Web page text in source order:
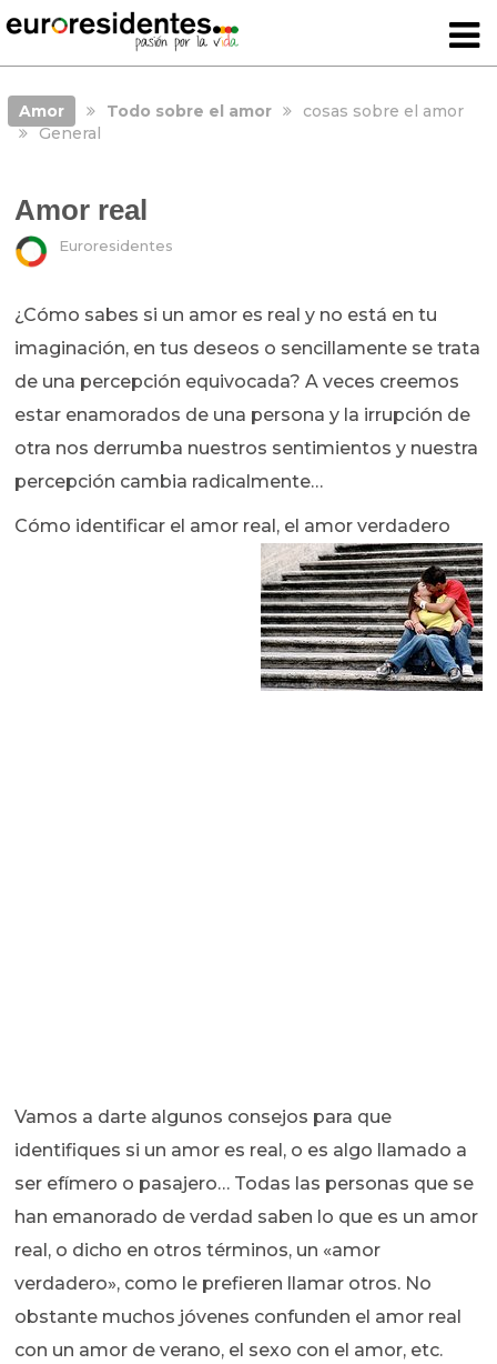
Amor Todo sobre el amor
cosas sobre el amor
General
Amor real
Euroresidentes
¿Cómo sabes si un amor es real y no está en tu
imaginación, en tus deseos o sencillamente se trata
de una percepción equivocada? A veces creemos
estar enamorados de una persona y la irrupción de
otra nos derrumba nuestros sentimientos y nuestra
percepción cambia radicalmente…
Cómo identificar el amor real, el amor verdadero
Vamos a darte algunos consejos para que
identifiques si un amor es real, o es algo llamado a
ser efímero o pasajero… Todas las personas que se
han emanorado de verdad saben lo que es un amor
real, o dicho en otros términos, un «amor
verdadero», como le prefieren llamar otros. No
obstante muchos jóvenes confunden el amor real
con un amor de verano, el sexo con el amor, etc.